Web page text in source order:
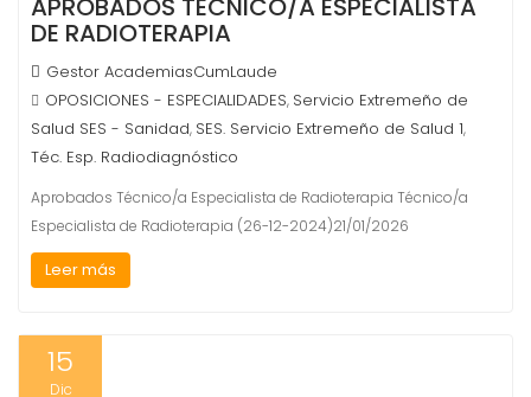
APROBADOS TÉCNICO/A ESPECIALISTA
DE RADIOTERAPIA
Gestor AcademiasCumLaude
OPOSICIONES - ESPECIALIDADES, Servicio Extremeño de
Salud SES - Sanidad, SES. Servicio Extremeño de Salud 1,
Téc. Esp. Radiodiagnóstico
Aprobados Técnico/a Especialista de Radioterapia Técnico/a
Especialista de Radioterapia (26-12-2024)21/01/2026
Leer más
15
Dic